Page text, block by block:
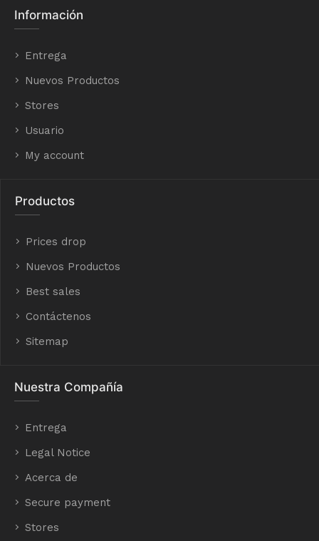
Información
Entrega
Nuevos Productos
Stores
Usuario
My account
Productos
Prices drop
Nuevos Productos
Best sales
Contáctenos
Sitemap
Nuestra Compañía
Entrega
Legal Notice
Acerca de
Secure payment
Stores